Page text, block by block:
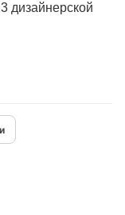
дизайнерской